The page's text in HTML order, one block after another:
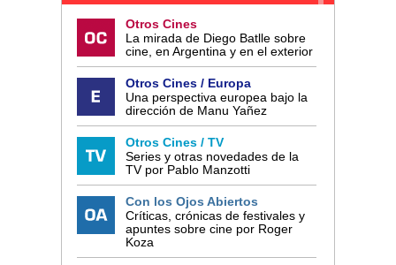
Otros Cines
La mirada de Diego Batlle sobre
cine, en Argentina y en el exterior
Otros Cines / Europa
Una perspectiva europea bajo la
dirección de Manu Yañez
Otros Cines / TV
Series y otras novedades de la
TV por Pablo Manzotti
Con los Ojos Abiertos
Críticas, crónicas de festivales y
apuntes sobre cine por Roger
Koza